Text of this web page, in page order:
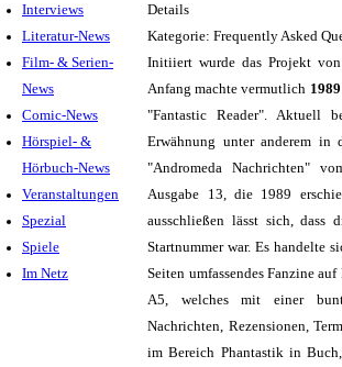
Interviews
Literatur-News
Film- & Serien-
News
Comic-News
Hörspiel- &
Hörbuch-News
Veranstaltungen
Spezial
Spiele
Im Netz
Details
Kategorie: Frequently Asked
Initiiert wurde das Projekt
Anfang machte vermutlich 1989
"Fantastic Reader". Aktuell
Erwähnung unter anderem in
"Andromeda Nachrichten"
Ausgabe 13, die 1989
ausschließen lässt sich, dass
Startnummer war. Es handelte
Seiten umfassendes Fanzine
A5, welches mit einer
Nachrichten, Rezensionen,
im Bereich Phantastik in